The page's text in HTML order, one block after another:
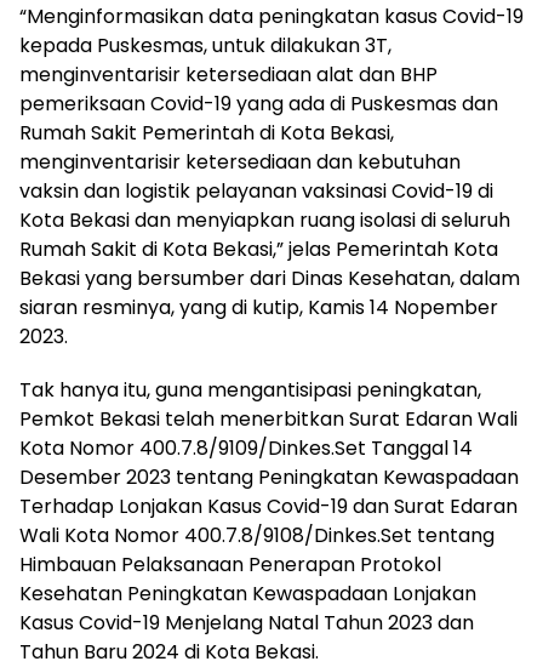
“Menginformasikan data peningkatan kasus Covid-19
kepada Puskesmas, untuk dilakukan 3T,
menginventarisir ketersediaan alat dan BHP
pemeriksaan Covid-19 yang ada di Puskesmas dan
Rumah Sakit Pemerintah di Kota Bekasi,
menginventarisir ketersediaan dan kebutuhan
vaksin dan logistik pelayanan vaksinasi Covid-19 di
Kota Bekasi dan menyiapkan ruang isolasi di seluruh
Rumah Sakit di Kota Bekasi,” jelas Pemerintah Kota
Bekasi yang bersumber dari Dinas Kesehatan, dalam
siaran resminya, yang di kutip, Kamis 14 Nopember
2023.
Tak hanya itu, guna mengantisipasi peningkatan,
Pemkot Bekasi telah menerbitkan Surat Edaran Wali
Kota Nomor 400.7.8/9109/Dinkes.Set Tanggal 14
Desember 2023 tentang Peningkatan Kewaspadaan
Terhadap Lonjakan Kasus Covid-19 dan Surat Edaran
Wali Kota Nomor 400.7.8/9108/Dinkes.Set tentang
Himbauan Pelaksanaan Penerapan Protokol
Kesehatan Peningkatan Kewaspadaan Lonjakan
Kasus Covid-19 Menjelang Natal Tahun 2023 dan
Tahun Baru 2024 di Kota Bekasi.